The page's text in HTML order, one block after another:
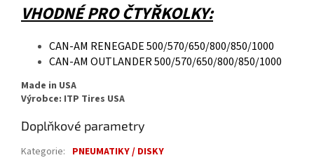
VHODNÉ PRO ČTYŘKOLKY:
CAN-AM RENEGADE 500/570/650/800/850/1000
CAN-AM OUTLANDER 500/570/650/800/850/1000
Made in USA
Výrobce: ITP Tires USA
Doplňkové parametry
Kategorie: PNEUMATIKY / DISKY